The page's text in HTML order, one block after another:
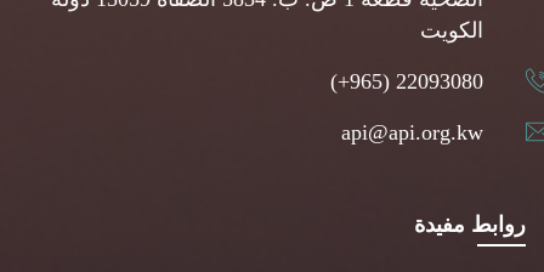
الكويت
(+965) 22093080
api@api.org.kw
روابط مفيدة